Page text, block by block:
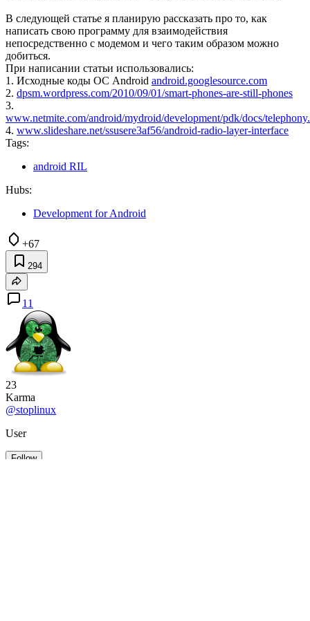
В следующей статье я планирую рассказать про то, как
написать свою программу для взаимодействия
непосредственно с модемом и чего таким образом можно
добиться.
При написании статьи использовались:
1. Исходные коды ОС Android android.googlesource.com
2. dpsm.wordpress.com/2010/09/01/smart-phones-are-still-phones
3.
www.netmite.com/android/mydroid/development/pdk/docs/
4. www.slideshare.net/ssusere3af56/android-radio-layer-interface
Tags:
android RIL
Hubs:
Development for Android
+67
294
11
23
Karma
@stoplinux
User
Follow